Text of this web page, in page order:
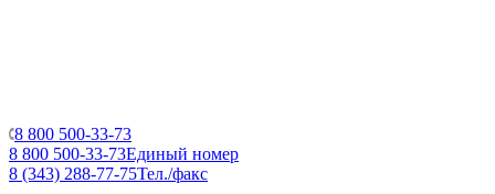
8 800 500-33-73
8 800 500-33-73Единый номер
8 (343) 288-77-75Тел./факс